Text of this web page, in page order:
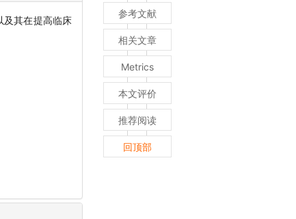
及其在提高临床
参考文献
相关文章
Metrics
本文评价
推荐阅读
回顶部